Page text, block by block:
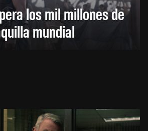
los mil millones de
mundial